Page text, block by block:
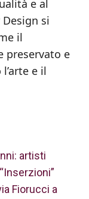
e al
si
il
preservato e
e il
artisti
Fiorucci a